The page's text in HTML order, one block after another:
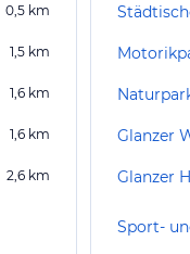
0,5 km
1,5 km
1,6 km
1,6 km
2,6 km
Glanzer
Glanzer
Sport-